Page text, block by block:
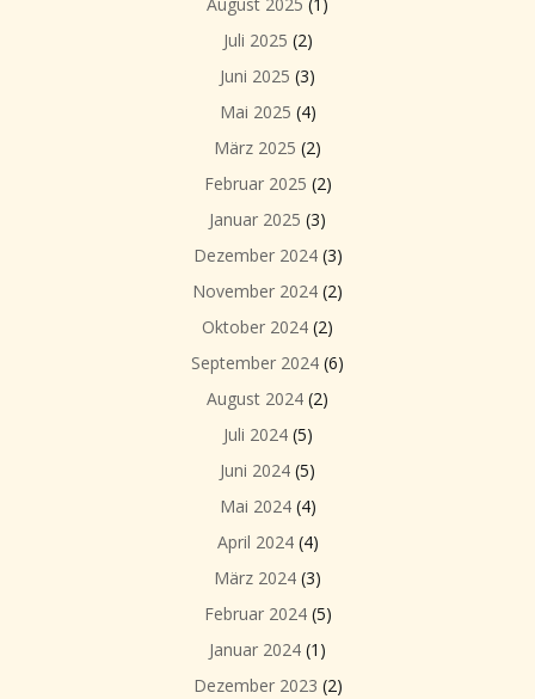
August 2025 (1)
Juli 2025 (2)
Juni 2025 (3)
Mai 2025 (4)
März 2025 (2)
Februar 2025 (2)
Januar 2025 (3)
Dezember 2024(3)
November 2024 (2)
Oktober 2024 (2)
September 2024 (6)
August 2024 (2)
Juli 2024(5)
Juni 2024 (5)
Mai 2024(4)
April 2024(4)
März 2024 (3)
Februar 2024(5)
Januar 2024 (1)
Dezember 2023 (2)